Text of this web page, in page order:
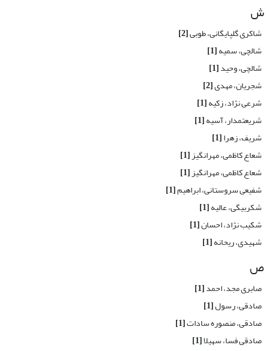
ش
شاکری گلپایگانی، طوبی[2]
شالچی، سمیه[1]
شالچی، وحید[1]
شجریان، مهدی[2]
شرعی نژاد، زکیه[1]
شریعتمدار، آسیه[1]
شریف، زهرا[1]
شعاع کاظمی، مهرانگیز[1]
شعاع کاظمی، مهرانگیز[1]
شفیعی سروستانی، ابراهیم[1]
شکربیگی، عالیه[1]
شکیب نژاد، احسان[1]
شهیدی، ریحانه[1]
ص
صابری مجد، احمد[1]
صادقی، رسول[1]
صادقی، منصوره سادات[1]
صادقی فسا، سهیلا[1]